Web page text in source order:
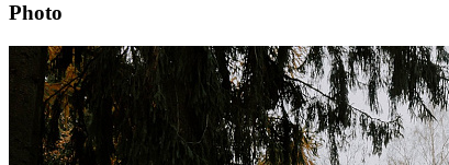
Photo